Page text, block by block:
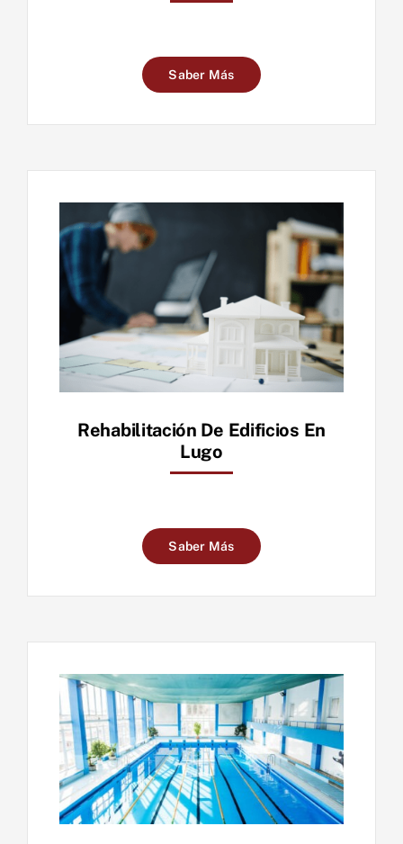
Saber Más
Rehabilitación De Edificios En
Lugo
Saber Más